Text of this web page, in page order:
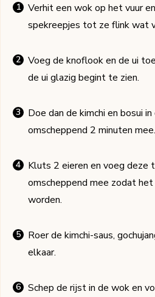
Verhit een wok op het vuur
spekreepjes tot ze flink wat
Voeg de knoflook en de ui
de ui glazig begint te zien.
Doe dan de kimchi en bosui
omscheppend 2 minuten mee.
Kluts 2 eieren en voeg deze
omscheppend mee zodat
worden.
Roer de kimchi-saus,
elkaar.
Schep de rijst in de wok en